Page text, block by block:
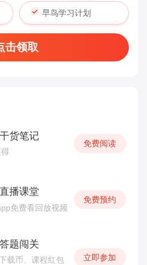
早鸟学习计划
击领取
货笔记
免费阅读
播课堂
免费看回放视频
免费预约
题闯关
载币、课程红包
立即参加